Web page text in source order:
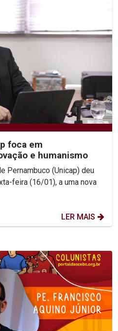
foca em
e humanismo
Pernambuco (Unicap) deu
feira (16/01), a uma nova
LER MAIS